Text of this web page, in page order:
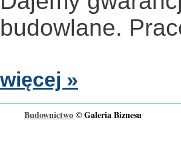
budowlane.
więcej »
Budownictwo© Galeria Biznesu